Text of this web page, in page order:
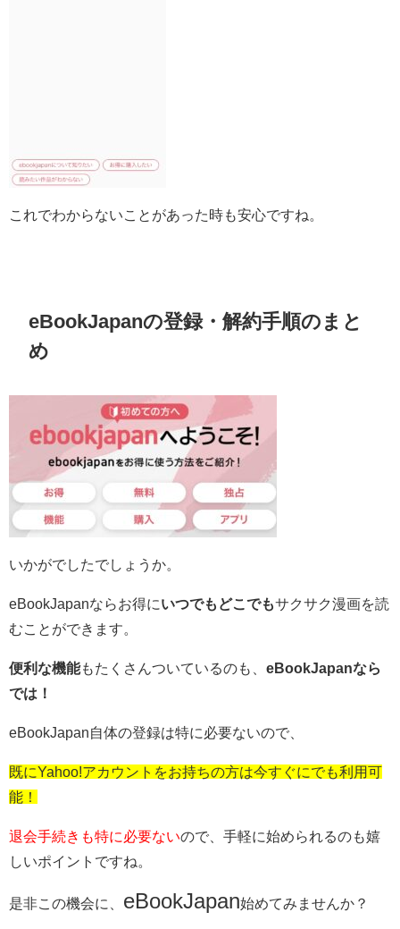
これでわからないことがあった時も安心ですね。
eBookJapanの登録・解約手順のまと
め
いかがでしたでしょうか。
eBookJapanならお得にいつでもどこでもサクサク漫画を読
むことができます。
便利な機能もたくさんついているのも、 eBookJapanなら
では！
eBookJapan自体の登録は特に必要ないので、
既にYahoo!アカウントをお持ちの方は今すぐにでも利用可
能！
退会手続きも特に必要ないので、手軽に始められるのも嬉
しいポイントですね。
是非この機会に、 eBookJapan始めてみませんか？